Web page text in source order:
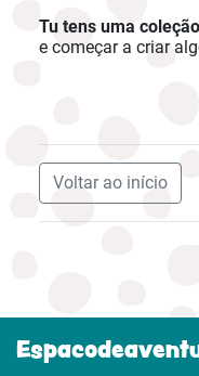
Tu tens uma
e começar a criar
Voltar ao início